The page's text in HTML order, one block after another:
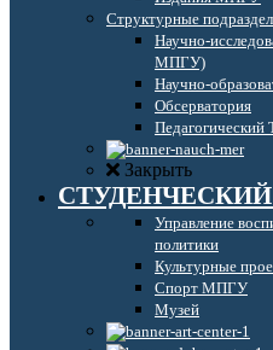
Структурные
Научно-
МПГУ)
Научно-
Обсерватория
Закрыть
Управление
политики
Культурные
Спорт МПГУ
Музей